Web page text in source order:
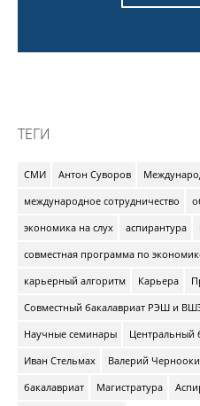
ТЕГИ
СМИ Антон Суворов
международное сотрудничество
экономика на слух
аспирантура
совместная программа по
карьерный алгоритм
Карьера
Совместный бакалавриат РЭШ и
Научные семинары
Центральный
Иван Стельмах
Валерий
бакалавриат
Магистратура